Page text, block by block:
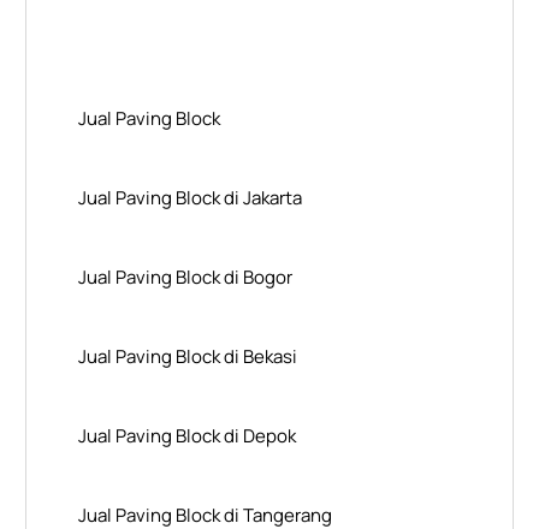
Jual Paving Block
Jual Paving Block di Jakarta
Jual Paving Block di Bogor
Jual Paving Block di Bekasi
Jual Paving Block di Depok
Jual Paving Block di Tangerang